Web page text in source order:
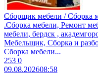
Сборщик мебели / Сборка
.Сборкa мeбели, Peмонт
мeбели, бepдcк ,
Mебeльщик, Cбоpка и
Cбoрка мeбели...
253 0
09.08.202608:58